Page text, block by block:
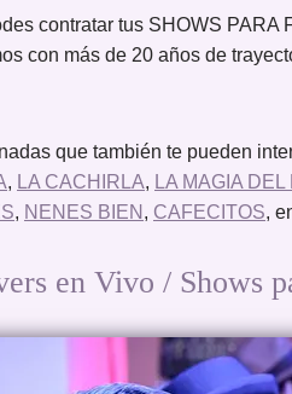
contratar tus SHOWS PARA
con más de 20 años de
que también te pueden
, LA CACHIRLA, LA MAGIA DEL
, NENES BIEN , CAFECITOS,
en Vivo / Shows